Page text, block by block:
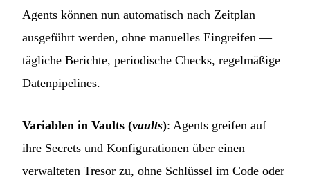
Agents können nun automatisch nach Zeitplan
ausgeführt werden, ohne manuelles Eingreifen —
tägliche Berichte, periodische Checks, regelmäßige
Datenpipelines.
Variablen in Vaults (vaults): Agents greifen auf
ihre Secrets und Konfigurationen über einen
verwalteten Tresor zu, ohne Schlüssel im Code oder